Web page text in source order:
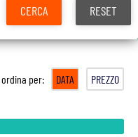
ordina per: DATA PREZZO
CERCA RESET